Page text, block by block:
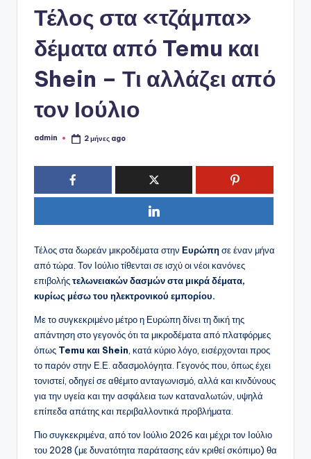
Τέλος στα «τζάμπα»
δέματα από Temu και
Shein – Τι αλλάζει από
τον Ιούλιο
Συγγραφέας:
admin 2 μήνες ago
Τέλος στα δωρεάν μικροδέματα στην Ευρώπησε έναν μήνα
από τώρα. Τον Ιούλιο τίθενται σε ισχύ οι νέοι κανόνες
επιβολήςτελωνειακών δασμών στα μικρά δέματα,
κυρίως μέσω του ηλεκτρονικού εμπορίου.
Με το συγκεκριμένο μέτρο η Ευρώπη δίνει τη δική της
απάντηση στο γεγονός ότι τα μικροδέματα από πλατφόρμες
όπως Temu και Shein , κατά κύριο λόγο, εισέρχονται προς
το παρόν στην Ε.Ε. αδασμολόγητα. Γεγονός που, όπως έχει
τονιστεί, οδηγεί σε αθέμιτο ανταγωνισμό, αλλά και κινδύνους
για την υγεία και την ασφάλεια των καταναλωτών, υψηλά
επίπεδα απάτης και περιβαλλοντικά προβλήματα.
Πιο συγκεκριμένα, από τον Ιούλιο 2026 και μέχρι τον Ιούλιο
του 2028 (με δυνατότητα παράτασης εάν κριθεί σκόπιμο) θα